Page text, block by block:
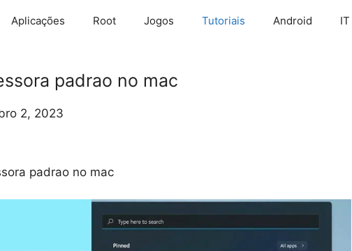
Aplicações Root Jogos Tutoriais Android IT
padrao no mac
2, 2023
padrao no mac